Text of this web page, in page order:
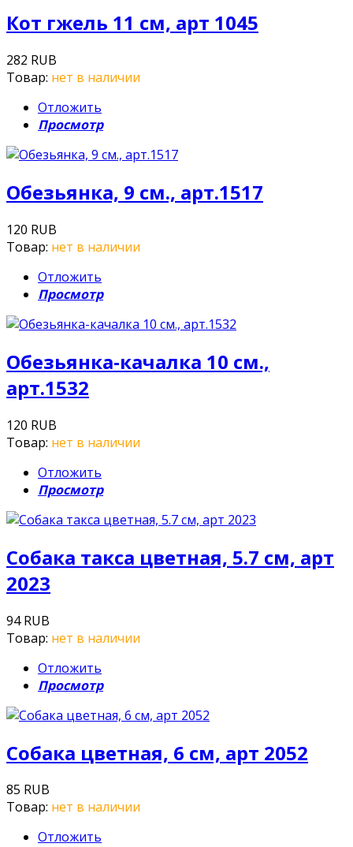
Кот гжель 11 см, арт 1045
282 RUB
Товар: нет в наличии
Отложить
Просмотр
Обезьянка, 9 см., арт.1517
120 RUB
Товар: нет в наличии
Отложить
Просмотр
Обезьянка-качалка 10 см.,
арт.1532
120 RUB
Товар: нет в наличии
Отложить
Просмотр
Собака такса цветная, 5.7 см, арт
2023
94 RUB
Товар: нет в наличии
Отложить
Просмотр
Собака цветная, 6 см, арт 2052
85 RUB
Товар: нет в наличии
Отложить